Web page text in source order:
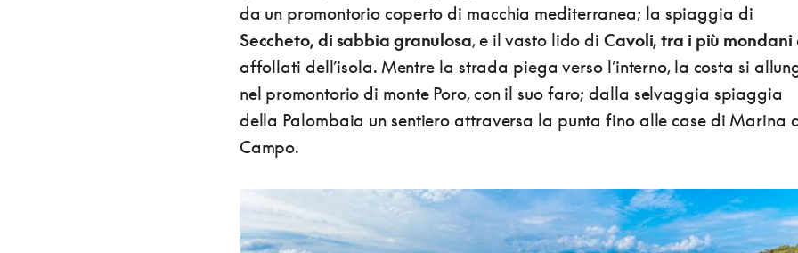
da un promontorio coperto di macchia mediterranea; la spiaggia di
Seccheto, di sabbia granulosa, e il vasto lido diCavoli, tra i più mondani
affollati dell’isola. Mentre la strada piega verso l’interno, la costa si
nel promontorio di monte Poro, con il suo faro; dalla selvaggia spiaggia
della Palombaia un sentiero attraversa la punta fino alle case di Marina
Campo.